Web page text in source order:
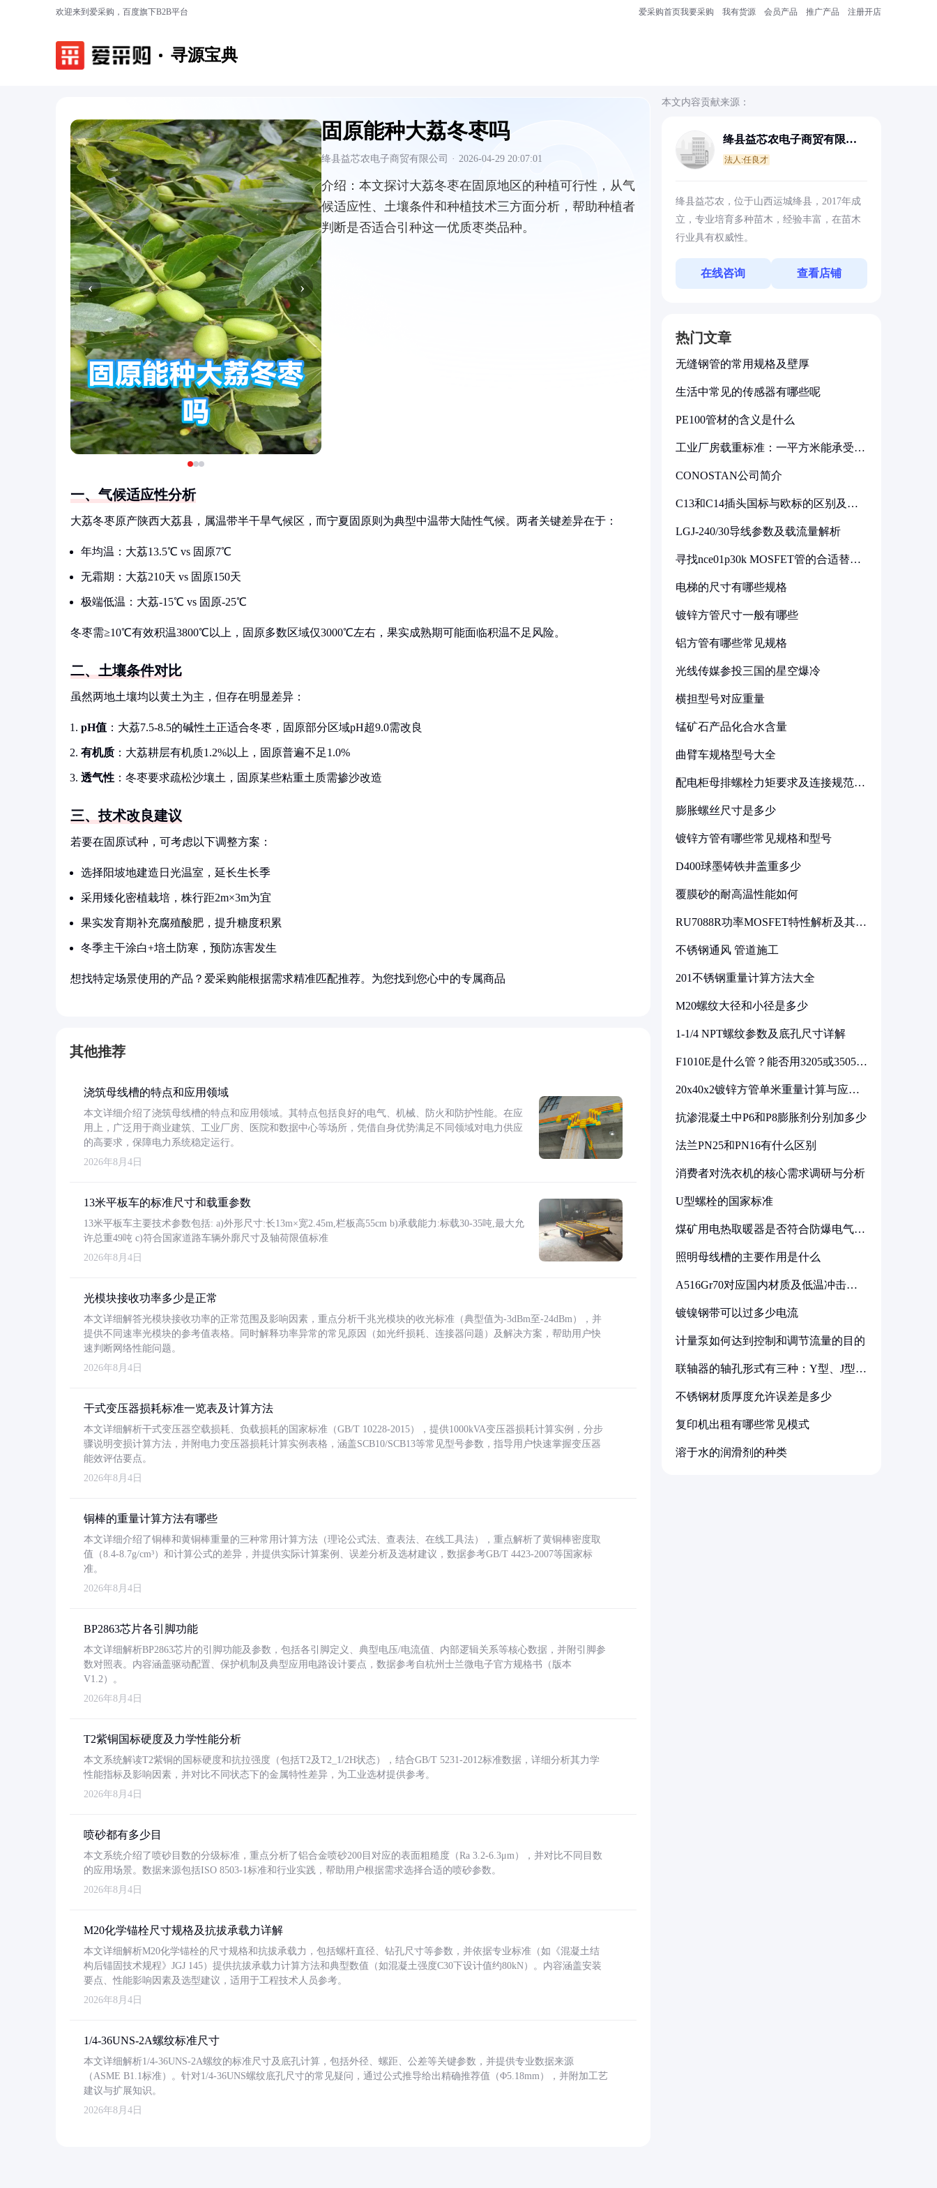
欢迎来到爱采购，百度旗下B2B平台 爱采购首页我要采购 我有货源 会员产品 推广产品 注册开店
寻源宝典
‹ ›
固原能种大荔冬枣吗
绛县益芯农电子商贸有限公司 · 2026-04-29 20:07:01
介绍： 本文探讨大荔冬枣在固原地区的种植可行性，从气
候适应性、土壤条件和种植技术三方面分析，帮助种植者
判断是否适合引种这一优质枣类品种。
一、气候适应性分析
大荔冬枣原产陕西大荔县，属温带半干旱气候区，而宁夏固原则为典型中温带大陆性气候。两者关键差异在于：
年均温：大荔13.5℃ vs 固原7℃
无霜期：大荔210天 vs 固原150天
极端低温：大荔-15℃ vs 固原-25℃
冬枣需≥10℃有效积温3800℃以上，固原多数区域仅3000℃左右，果实成熟期可能面临积温不足风险。
二、土壤条件对比
虽然两地土壤均以黄土为主，但存在明显差异：
pH值 ：大荔7.5-8.5的碱性土正适合冬枣，固原部分区域pH超9.0需改良
有机质 ：大荔耕层有机质1.2%以上，固原普遍不足1.0%
透气性 ：冬枣要求疏松沙壤土，固原某些粘重土质需掺沙改造
三、技术改良建议
若要在固原试种，可考虑以下调整方案：
选择阳坡地建造日光温室，延长生长季
采用矮化密植栽培，株行距2m×3m为宜
果实发育期补充腐殖酸肥，提升糖度积累
冬季主干涂白+培土防寒，预防冻害发生
想找特定场景使用的产品？爱采购能根据需求精准匹配推荐。为您找到您心中的专属商品
其他推荐
浇筑母线槽的特点和应用领域
本文详细介绍了浇筑母线槽的特点和应用领域。其特点包括良好的电气、机械、防火和防护性能。在应
用上，广泛用于商业建筑、工业厂房、医院和数据中心等场所，凭借自身优势满足不同领域对电力供应
的高要求，保障电力系统稳定运行。
2026年8月4日
13米平板车的标准尺寸和载重参数
13米平板车主要技术参数包括: a)外形尺寸:长13m×宽2.45m,栏板高55cm b)承载能力:标载30-35吨,最大允
许总重49吨 c)符合国家道路车辆外廓尺寸及轴荷限值标准
2026年8月4日
光模块接收功率多少是正常
本文详细解答光模块接收功率的正常范围及影响因素，重点分析千兆光模块的收光标准（典型值为-3dBm至-24dBm），并
提供不同速率光模块的参考值表格。同时解释功率异常的常见原因（如光纤损耗、连接器问题）及解决方案，帮助用户快
速判断网络性能问题。
2026年8月4日
干式变压器损耗标准一览表及计算方法
本文详细解析干式变压器空载损耗、负载损耗的国家标准（GB/T 10228-2015），提供1000kVA变压器损耗计算实例，分步
骤说明变损计算方法，并附电力变压器损耗计算实例表格，涵盖SCB10/SCB13等常见型号参数，指导用户快速掌握变压器
能效评估要点。
2026年8月4日
铜棒的重量计算方法有哪些
本文详细介绍了铜棒和黄铜棒重量的三种常用计算方法（理论公式法、查表法、在线工具法），重点解析了黄铜棒密度取
值（8.4-8.7g/cm³）和计算公式的差异，并提供实际计算案例、误差分析及选材建议，数据参考GB/T 4423-2007等国家标
准。
2026年8月4日
BP2863芯片各引脚功能
本文详细解析BP2863芯片的引脚功能及参数，包括各引脚定义、典型电压/电流值、内部逻辑关系等核心数据，并附引脚参
数对照表。内容涵盖驱动配置、保护机制及典型应用电路设计要点，数据参考自杭州士兰微电子官方规格书（版本
V1.2）。
2026年8月4日
T2紫铜国标硬度及力学性能分析
本文系统解读T2紫铜的国标硬度和抗拉强度（包括T2及T2_1/2H状态），结合GB/T 5231-2012标准数据，详细分析其力学
性能指标及影响因素，并对比不同状态下的金属特性差异，为工业选材提供参考。
2026年8月4日
喷砂都有多少目
本文系统介绍了喷砂目数的分级标准，重点分析了铝合金喷砂200目对应的表面粗糙度（Ra 3.2-6.3μm），并对比不同目数
的应用场景。数据来源包括ISO 8503-1标准和行业实践，帮助用户根据需求选择合适的喷砂参数。
2026年8月4日
M20化学锚栓尺寸规格及抗拔承载力详解
本文详细解析M20化学锚栓的尺寸规格和抗拔承载力，包括螺杆直径、钻孔尺寸等参数，并依据专业标准（如《混凝土结
构后锚固技术规程》JGJ 145）提供抗拔承载力计算方法和典型数值（如混凝土强度C30下设计值约80kN）。内容涵盖安装
要点、性能影响因素及选型建议，适用于工程技术人员参考。
2026年8月4日
1/4-36UNS-2A螺纹标准尺寸
本文详细解析1/4-36UNS-2A螺纹的标准尺寸及底孔计算，包括外径、螺距、公差等关键参数，并提供专业数据来源
（ASME B1.1标准）。针对1/4-36UNS螺纹底孔尺寸的常见疑问，通过公式推导给出精确推荐值（Φ5.18mm），并附加工艺
建议与扩展知识。
2026年8月4日
本文内容贡献来源：
绛县益芯农电子商贸有限公
法人:任良才
绛县益芯农，位于山西运城绛县，2017年成
立，专业培育多种苗木，经验丰富，在苗木
行业具有权威性。
在线咨询 查看店铺
热门文章
无缝钢管的常用规格及壁厚
生活中常见的传感器有哪些呢
PE100管材的含义是什么
工业厂房载重标准：一平方米能承受多
CONOSTAN公司简介
C13和C14插头国标与欧标的区别及其
LGJ-240/30导线参数及载流量解析
寻找nce01p30k MOSFET管的合适替代
电梯的尺寸有哪些规格
镀锌方管尺寸一般有哪些
铝方管有哪些常见规格
光线传媒参投三国的星空爆冷
横担型号对应重量
锰矿石产品化合水含量
曲臂车规格型号大全
配电柜母排螺栓力矩要求及连接规范详
膨胀螺丝尺寸是多少
镀锌方管有哪些常见规格和型号
D400球墨铸铁井盖重多少
覆膜砂的耐高温性能如何
RU7088R功率MOSFET特性解析及其在
不锈钢通风 管道施工
201不锈钢重量计算方法大全
M20螺纹大径和小径是多少
1-1/4 NPT螺纹参数及底孔尺寸详解
F1010E是什么管？能否用3205或3505代
20x40x2镀锌方管单米重量计算与应用
抗渗混凝土中P6和P8膨胀剂分别加多少
法兰PN25和PN16有什么区别
消费者对洗衣机的核心需求调研与分析
U型螺栓的国家标准
煤矿用电热取暖器是否符合防爆电气设
照明母线槽的主要作用是什么
A516Gr70对应国内材质及低温冲击要
镀镍钢带可以过多少电流
计量泵如何达到控制和调节流量的目的
联轴器的轴孔形式有三种：Y型、J型、
不锈钢材质厚度允许误差是多少
复印机出租有哪些常见模式
溶于水的润滑剂的种类